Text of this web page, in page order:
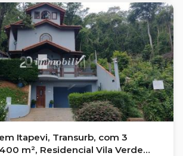
Itapevi, Transurb, com 3
m², Residencial Vila Verde